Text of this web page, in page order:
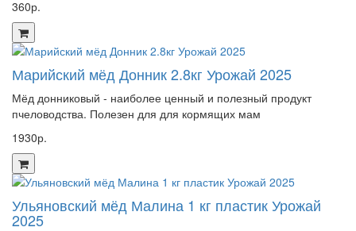
360р.
Марийский мёд Донник 2.8кг Урожай 2025
Мёд донниковый - наиболее ценный и полезный продукт
пчеловодства. Полезен для для кормящих мам
1930р.
Ульяновский мёд Малина 1 кг пластик Урожай
2025